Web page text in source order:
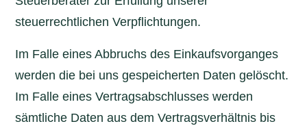
steuerrechtlichen Verpflichtungen.
Im Falle eines Abbruchs des Einkaufsvorganges
werden die bei uns gespeicherten Daten gelöscht.
Im Falle eines Vertragsabschlusses werden
sämtliche Daten aus dem Vertragsverhältnis bis